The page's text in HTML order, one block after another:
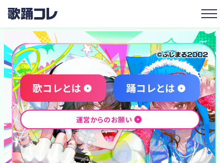
歌踊コレ 2026 Autumn 2026年9月24日
メインビジュアル制作 ©ふじまる2002
歌踊コレ2026秋とは歌ってみたと踊ってみたの動画投
歌コレとは 踊コレとは
運営からのお願い